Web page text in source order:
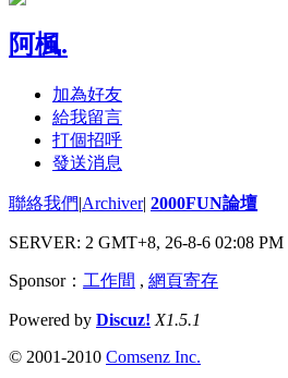
阿楓.
加為好友
給我留言
打個招呼
發送消息
聯絡我們|Archiver| 2000FUN論壇
SERVER: 2 GMT+8, 26-8-6 02:08 PM
Sponsor： 工作間 , 網頁寄存
Powered by Discuz! X1.5.1
© 2001-2010 Comsenz Inc.